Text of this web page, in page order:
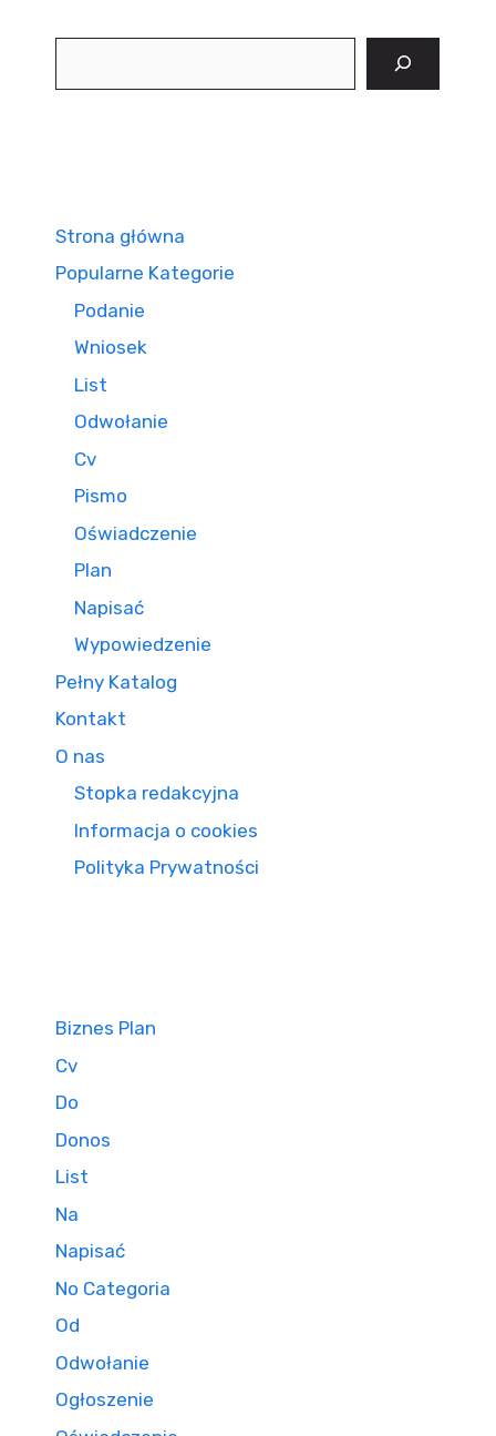
Strona główna
Popularne Kategorie
Podanie
Wniosek
List
Odwołanie
Cv
Pismo
Oświadczenie
Plan
Napisać
Wypowiedzenie
Pełny Katalog
Kontakt
O nas
Stopka redakcyjna
Informacja o cookies
Polityka Prywatności
Biznes Plan
Cv
Do
Donos
List
Na
Napisać
No Categoria
Od
Odwołanie
Ogłoszenie